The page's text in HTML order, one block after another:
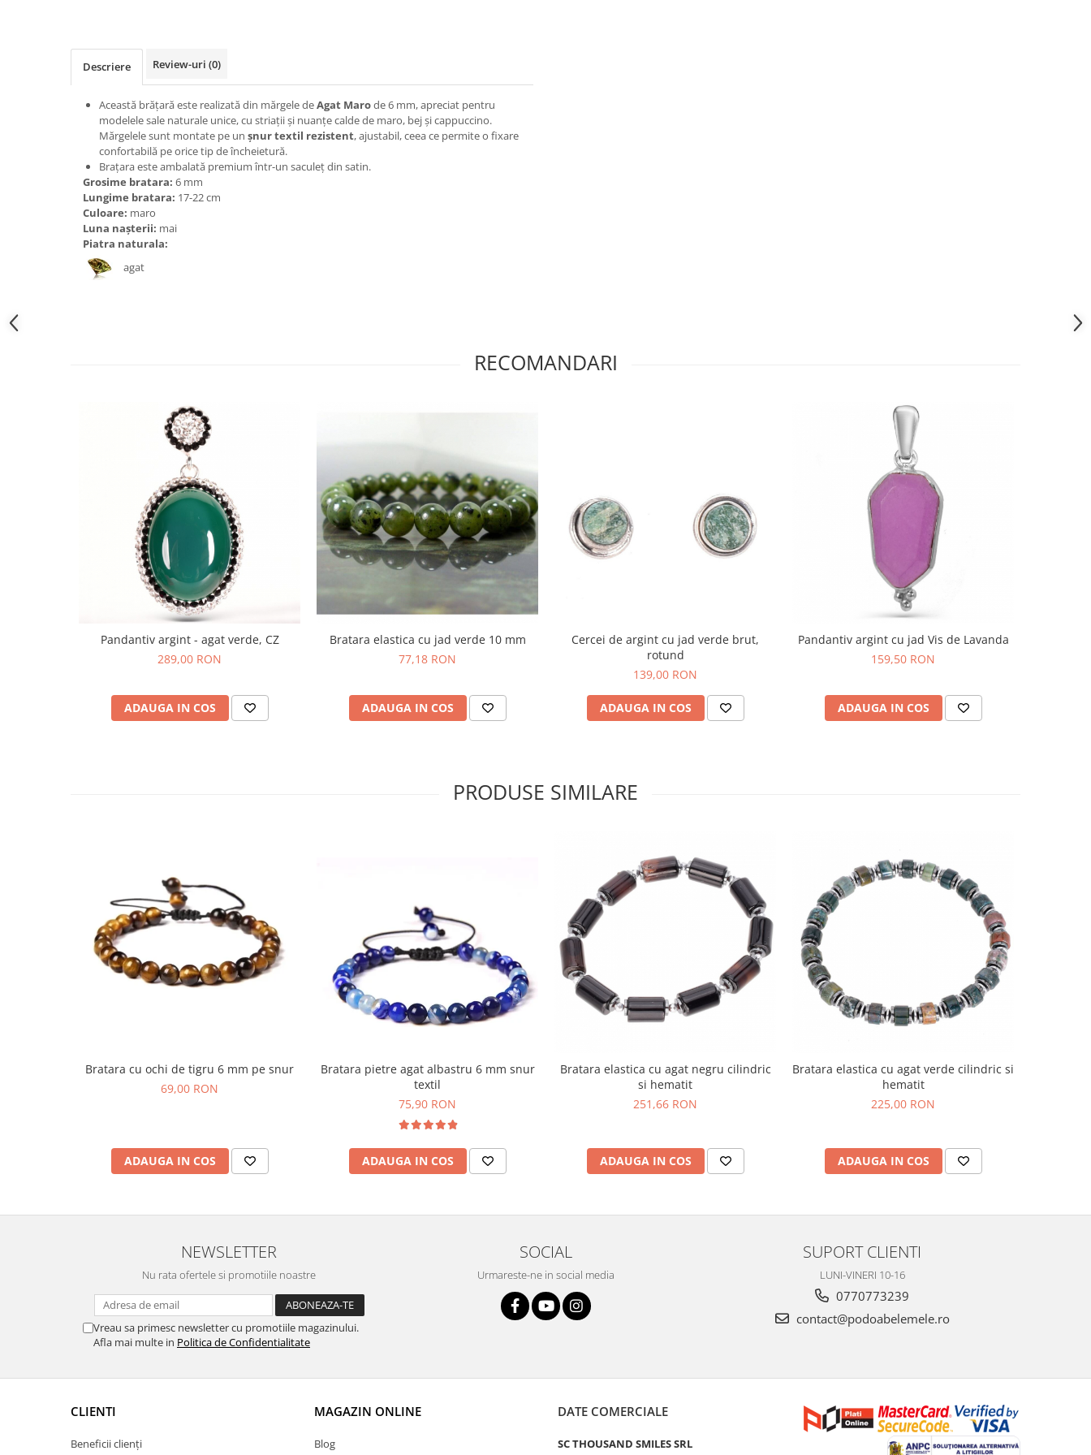
Bijuterii peridot
Bijuterii perle
Bijuterii piatra lunii
Bijuterii piatra soarelui
Bijuterii rodocrozit
Bijuterii rubin
Bijuterii safir
Bijuterii sidef si abalone
Bijuterii smarald
Bijuterii spinel
Descriere Review-uri (0)
Această brățară este realizată din mărgele deAgat Marode 6 mm, apreciat pentru
modelele sale naturale unice, cu striații și nuanțe calde de maro, bej și cappuccino.
Mărgelele sunt montate pe un șnur textil rezistent, ajustabil, ceea ce permite o fixare
confortabilă pe orice tip de încheietură.
Brațara este ambalată premium într-un saculeț din satin.
Grosime bratara: 6 mm
Lungime bratara: 17-22 cm
Culoare: maro
Luna nașterii: mai
Piatra naturala:
agat
RECOMANDARI
Pandantiv argint - agat verde, CZ
289,00 RON
ADAUGA IN COS
Bratara elastica cu jad verde 10 mm
77,18 RON
ADAUGA IN COS
Cercei de argint cu jad verde brut,
rotund
139,00 RON
ADAUGA IN COS
Pandantiv argint cu jad Vis de Lavanda
159,50 RON
ADAUGA IN COS
PRODUSE SIMILARE
Bratara cu ochi de tigru 6 mm pe snur
69,00 RON
ADAUGA IN COS
Bratara pietre agat albastru 6 mm snur
textil
75,90 RON
ADAUGA IN COS
Bratara elastica cu agat negru cilindric
si hematit
251,66 RON
ADAUGA IN COS
Bratara elastica cu agat verde cilindric si
hematit
225,00 RON
ADAUGA IN COS
NEWSLETTER
Nu rata ofertele si promotiile noastre
Vreau sa primesc newsletter cu promotiile magazinului.
Afla mai multe in Politica de Confidentialitate
SOCIAL
Urmareste-ne in social media
SUPORT CLIENTI
LUNI-VINERI 10-16
0770773239
contact@podoabelemele.ro
CLIENTI
Beneficii clienți
MAGAZIN ONLINE
Blog
DATE COMERCIALE
SC THOUSAND SMILES SRL